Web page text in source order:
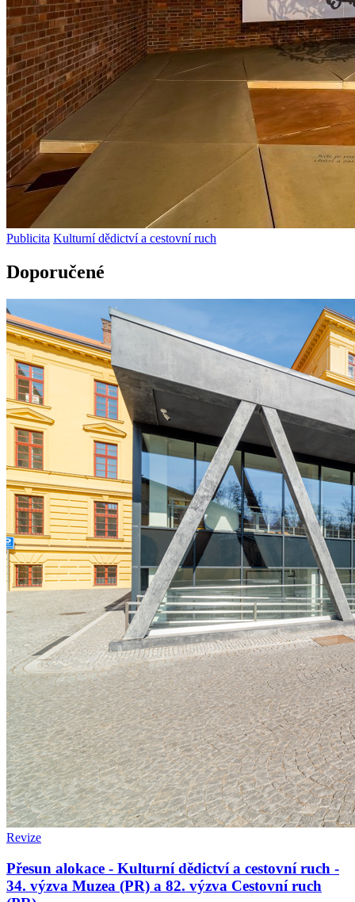
Publicita Kulturní dědictví a cestovní ruch
Doporučené
Revize
Přesun alokace - Kulturní dědictví a cestovní ruch -
34. výzva Muzea (PR) a 82. výzva Cestovní ruch